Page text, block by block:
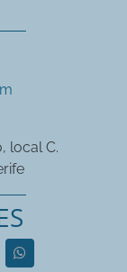
local C.